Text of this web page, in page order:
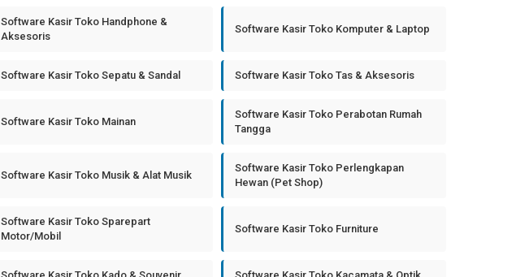
Software Kasir Toko Handphone &
Aksesoris
Software Kasir Toko Komputer & Laptop
Software Kasir Toko Sepatu & Sandal Software Kasir Toko Tas & Aksesoris
Software Kasir Toko Mainan
Software Kasir Toko Perabotan Rumah
Tangga
Software Kasir Toko Musik & Alat Musik
Software Kasir Toko Perlengkapan
Hewan (Pet Shop)
Software Kasir Toko Sparepart
Motor/Mobil
Software Kasir Toko Furniture